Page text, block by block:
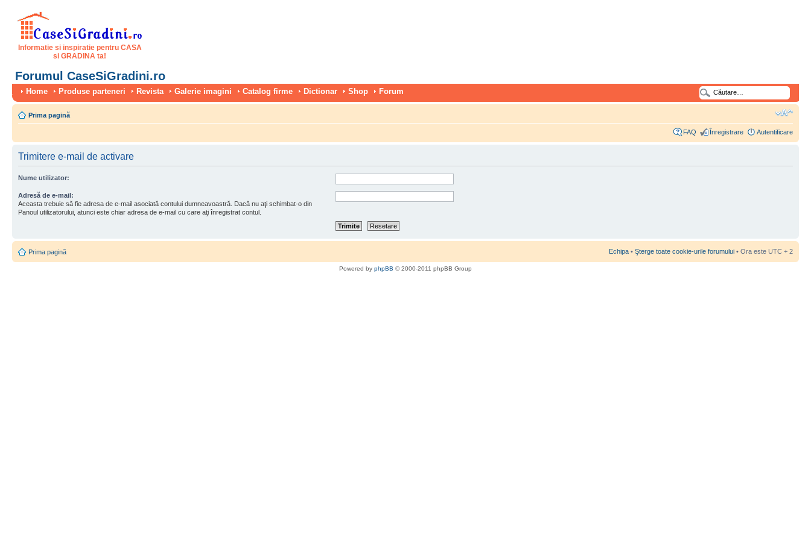
Informatie si inspiratie pentru CASA
si GRADINA ta!
Forumul CaseSiGradini.ro
Home Produse parteneri Revista Galerie imagini Catalog firme Dictionar Shop Forum
Prima pagină
FAQ Înregistrare Autentificare
Trimitere e-mail de activare
Nume utilizator:
Adresă de e-mail:
Aceasta trebuie să fie adresa de e-mail asociată contului dumneavoastră. Dacă nu aţi schimbat-o din
Panoul utilizatorului, atunci este chiar adresa de e-mail cu care aţi înregistrat contul.
Prima pagină Echipa • Şterge toate cookie-urile forumului • Ora este UTC + 2
Powered by phpBB © 2000-2011 phpBB Group